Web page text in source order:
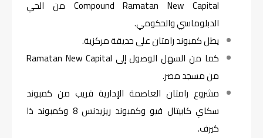
Compound Ramatan New Capital من الحي
الدبلوماسي والحكومي.
يطل كمبوند رامتان على حديقة مركزية.
كما من السهل الوصول إلى Ramatan New Capital
من مسجد مصر.
مشروع رامتان العاصمة الإدارية قريب من كمبوند
سكاي كابيتال فيو وكمبوند ريزيدنس 8 وكمبوند ذا
كيرف.